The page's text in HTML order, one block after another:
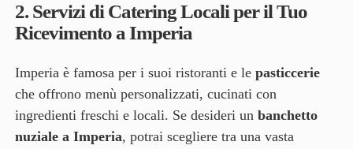
2. Servizi di Catering Locali per il Tuo
Ricevimento a Imperia
Imperia è famosa per i suoi ristoranti e le pasticcerie
che offrono menù personalizzati, cucinati con
ingredienti freschi e locali. Se desideri un banchetto
nuziale a Imperia, potrai scegliere tra una vasta